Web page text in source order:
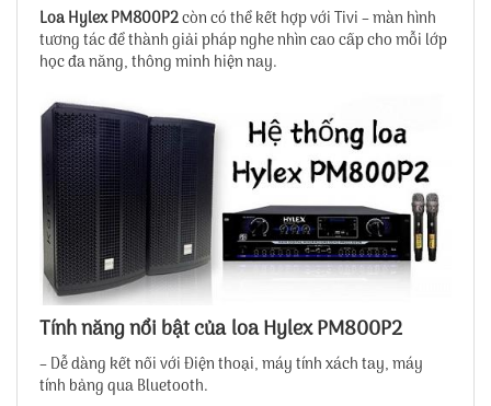
Loa Hylex PM800P2còn có thể kết hợp với Tivi – màn hình
tương tác để thành giải pháp nghe nhìn cao cấp cho mỗi lớp
học đa năng, thông minh hiện nay.
Tính năng nổi bật của loa Hylex PM800P2
– Dễ dàng kết nối với Điện thoại, máy tính xách tay, máy
tính bảng qua Bluetooth.